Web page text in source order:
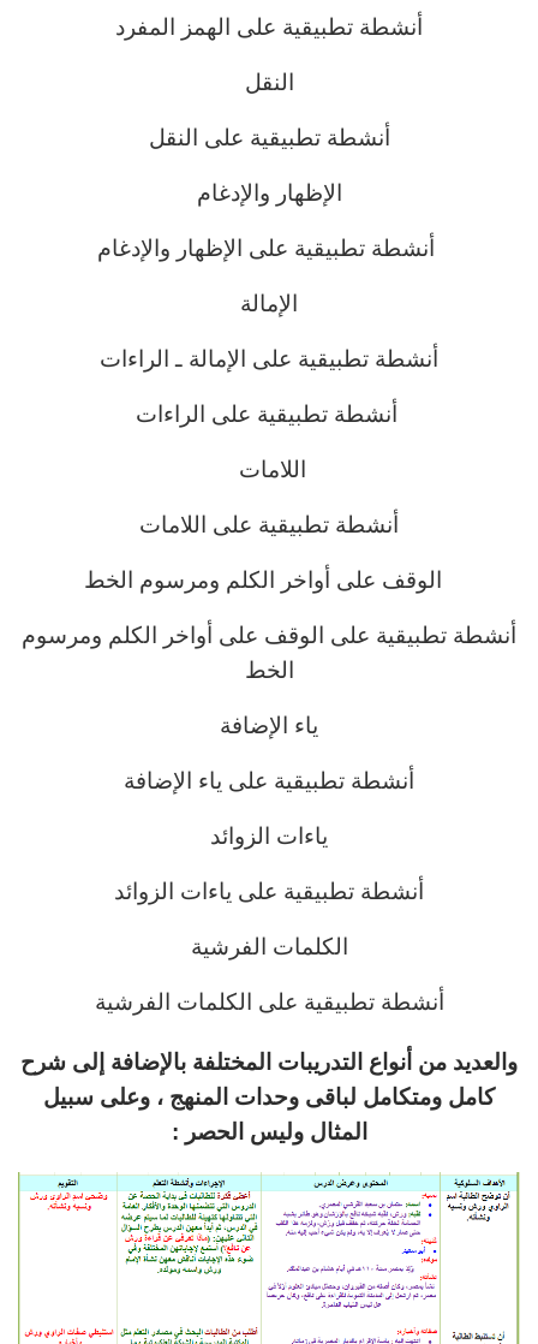
أنشطة تطبيقية على الهمز المفرد
النقل
أنشطة تطبيقية على النقل
الإظهار والإدغام
أنشطة تطبيقية على الإظهار والإدغام
الإمالة
أنشطة تطبيقية على الإمالة ـ الراءات
أنشطة تطبيقية على الراءات
اللامات
أنشطة تطبيقية على اللامات
الوقف على أواخر الكلم ومرسوم الخط
أنشطة تطبيقية على الوقف على أواخر الكلم ومرسوم
الخط
ياء الإضافة
أنشطة تطبيقية على ياء الإضافة
ياءات الزوائد
أنشطة تطبيقية على ياءات الزوائد
الكلمات الفرشية
أنشطة تطبيقية على الكلمات الفرشية
والعديد من أنواع التدريبات المختلفة بالإضافة إلى شرح
كامل ومتكامل لباقى وحدات المنهج ، وعلى سبيل
المثال وليس الحصر :